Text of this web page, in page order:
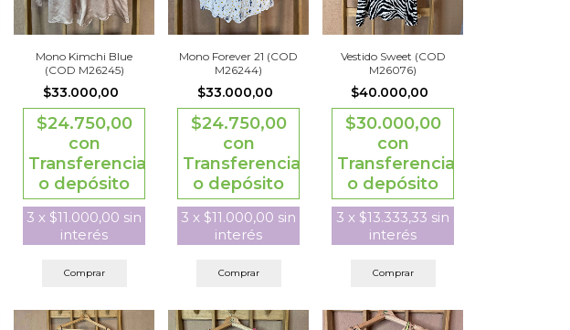
Mono Kimchi Blue
(COD M26245)
$33.000,00
$24.750,00
con
Transferencia
o depósito
3 x $11.000,00 sin
interés
Comprar
Mono Forever 21 (COD
M26244)
$33.000,00
$24.750,00
con
Transferencia
o depósito
3 x $11.000,00 sin
interés
Comprar
Vestido Sweet (COD
M26076)
$40.000,00
$30.000,00
con
Transferencia
o depósito
3 x $13.333,33 sin
interés
Comprar